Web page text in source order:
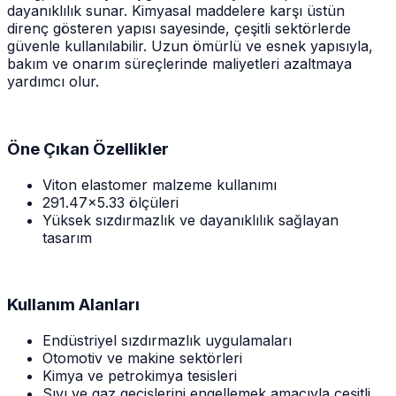
dayanıklılık sunar. Kimyasal maddelere karşı üstün
direnç gösteren yapısı sayesinde, çeşitli sektörlerde
güvenle kullanılabilir. Uzun ömürlü ve esnek yapısıyla,
bakım ve onarım süreçlerinde maliyetleri azaltmaya
yardımcı olur.
Öne Çıkan Özellikler
Viton elastomer malzeme kullanımı
291.47x5.33 ölçüleri
Yüksek sızdırmazlık ve dayanıklılık sağlayan
tasarım
Kullanım Alanları
Endüstriyel sızdırmazlık uygulamaları
Otomotiv ve makine sektörleri
Kimya ve petrokimya tesisleri